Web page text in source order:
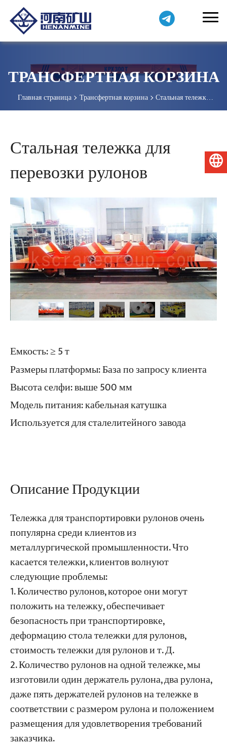
Проекты
Блоги
Заявления
О нас
Свяжитесь с Нами
ТРАНСФЕРТНАЯ КОРЗИНА
Главная страница Трансфертная корзина
Стальная тележка
Стальная тележка для
перевозки рулонов
Емкость: ≥ 5 т
Размеры платформы: База по запросу клиента
Высота селфи: выше 500 мм
Модель питания: кабельная катушка
Используется для сталелитейного завода
Описание Продукции
Тележка для транспортировки рулонов очень
популярна среди клиентов из
металлургической промышленности. Что
касается тележки, клиентов волнуют
следующие проблемы:
1. Количество рулонов, которое они могут
положить на тележку, обеспечивает
безопасность при транспортировке,
деформацию стола тележки для рулонов,
стоимость тележки для рулонов и т. Д.
2. Количество рулонов на одной тележке, мы
изготовили один держатель рулона, два рулона,
даже пять держателей рулонов на тележке в
соответствии с размером рулона и положением
размещения для удовлетворения требований
заказчика.
Русский